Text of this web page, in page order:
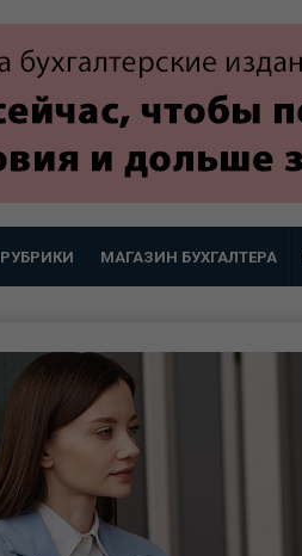
РУБРИКИ МАГАЗИН БУХГАЛТЕРА